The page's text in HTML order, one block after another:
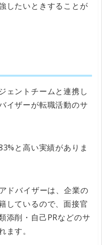
したいときすることが
ェントチームと連携し
イザーが転職活動のサ
と高い実績がありま
ドバイザーは、企業の
しているので、面接官
添削・自己PRなどのサ
ます。